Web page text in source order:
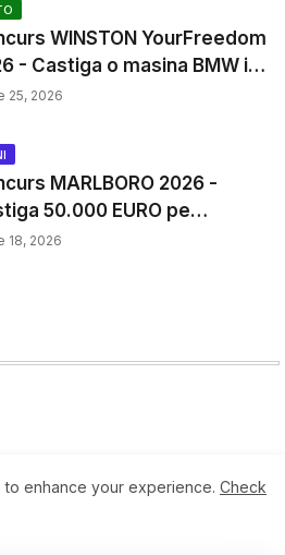
WINSTON YourFreedom
- Castiga o masina BMW i4
de premii cash
25, 2026
MARLBORO 2026 -
50.000 EURO pe
18, 2026
enhance your experience. Check